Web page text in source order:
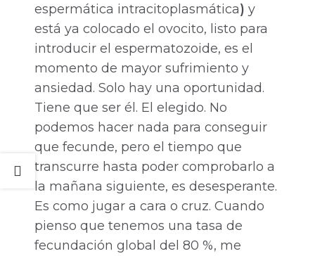
espermática intracitoplasmática) y
está ya colocado el ovocito, listo para
introducir el espermatozoide, es el
momento de mayor sufrimiento y
ansiedad. Solo hay una oportunidad.
Tiene que ser él. El elegido. No
podemos hacer nada para conseguir
que fecunde, pero el tiempo que
transcurre hasta poder comprobarlo a
la mañana siguiente, es desesperante.
Es como jugar a cara o cruz. Cuando
pienso que tenemos una tasa de
fecundación global del 80 %, me